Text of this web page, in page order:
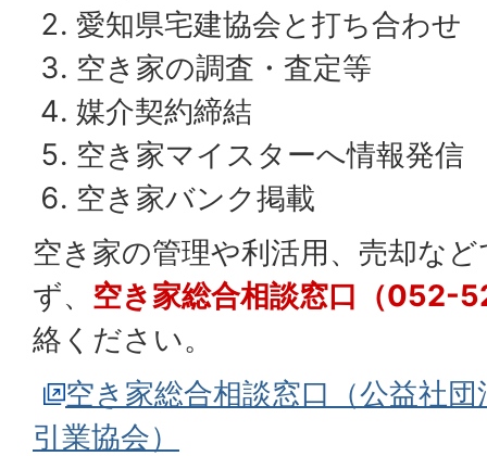
愛知県宅建協会と打ち合わせ
空き家の調査・査定等
媒介契約締結
空き家マイスターへ情報発信
空き家バンク掲載
空き家の管理や利活用、売却な
ず、 空き家総合相談窓口（052-
絡ください。
空き家総合相談窓口（公益社
引業協会）